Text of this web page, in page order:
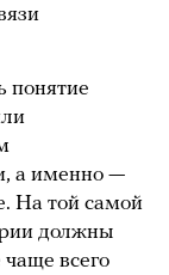
понятие
а именно —
На той самой
должны
чаще всего